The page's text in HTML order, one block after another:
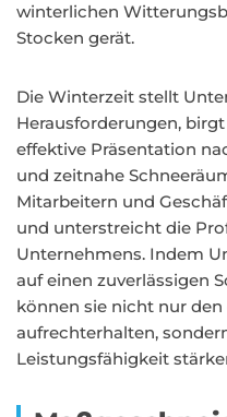
winterlichen
Stocken gerät.
Die Winterzeit stellt
Herausforderungen,
effektive Präsentation
und zeitnahe
Mitarbeitern und
und unterstreicht die
Unternehmens. Indem
auf einen zuverlässigen
können sie nicht nur
aufrechterhalten,
Leistungsfähigkeit